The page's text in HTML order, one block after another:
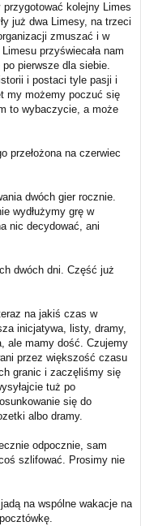
kolejny Limes
już dwa Limesy, na trzeci
zmuszać i w
przyświecała nam
pierwsze dla siebie.
i postaci tyle pasji i
my możemy poczuć się
to wybaczycie, a może
przełożona na czerwiec
dwóch gier rocznie.
wydłużymy grę w
nic decydować, ani
dwóch dni. Część już
na jakiś czas w
inicjatywa, listy, dramy,
ale mamy dość. Czujemy
przez większość czasu
granic i zaczęliśmy się
tuż po
się do
albo dramy.
odpocznie, sam
szlifować. Prosimy nie
na wspólne wakacje na